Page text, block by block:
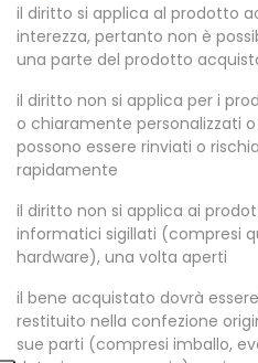
il diritto si applica al prodotto
interezza, pertanto non è
una parte del prodotto
il diritto non si applica per i
o chiaramente personalizzati
possono essere rinviati o
rapidamente
il diritto non si applica ai
informatici sigillati (compresi
hardware), una volta aperti
il bene acquistato dovrà
restituito nella confezione
sue parti (compresi imballo,